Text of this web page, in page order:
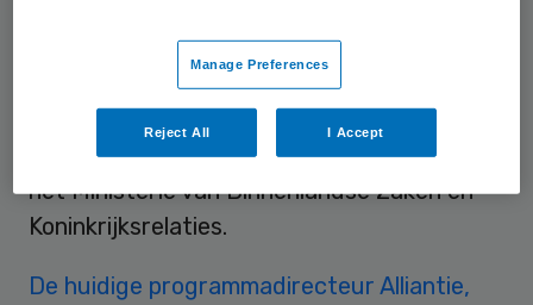
Eerder was Koster onder meer werkzaam
als directeur Financiën bij het Leids
Universitair Medisch Centrum en als
directeur Financieel-Economische Zaken bij
het Ministerie van Binnenlandse Zaken en
Koninkrijksrelaties.
De huidige programmadirecteur Alliantie,
Manage Preferences
Reject All I Accept